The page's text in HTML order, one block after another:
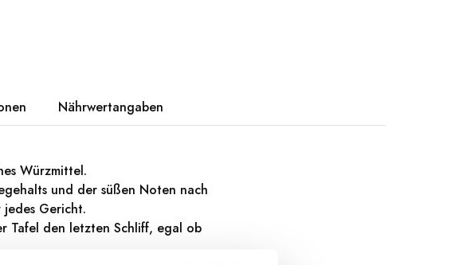
Nährwertangaben
Würzmittel.
und der süßen Noten nach
Gericht.
Tafel den letzten Schliff, egal ob